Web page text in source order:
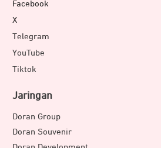
Facebook
X
Telegram
YouTube
Tiktok
Jaringan
Doran Group
Doran Souvenir